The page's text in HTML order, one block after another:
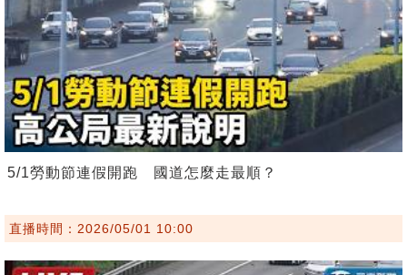
5/1勞動節連假開跑 國道怎麼走最順？
直播時間：2026/05/01 10:00